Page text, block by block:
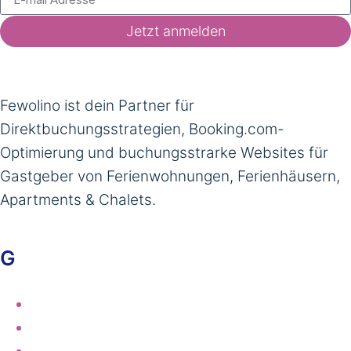
Jetzt anmelden
Fewolino ist dein Partner für
Direktbuchungsstrategien, Booking.com-
Optimierung und buchungsstrarke Websites für
Gastgeber von Ferienwohnungen, Ferienhäusern,
Apartments & Chalets.
G